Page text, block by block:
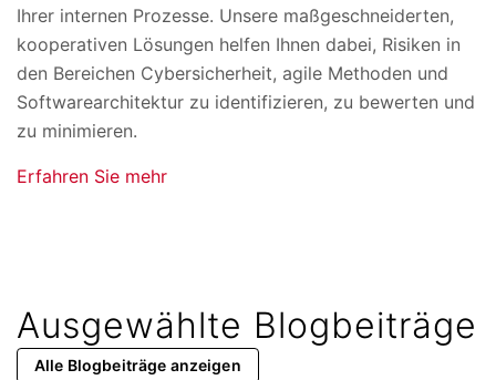
Ihrer internen Prozesse. Unsere maßgeschneiderten,
kooperativen Lösungen helfen Ihnen dabei, Risiken in
den Bereichen Cybersicherheit, agile Methoden und
Softwarearchitektur zu identifizieren, zu bewerten und
zu minimieren.
Erfahren Sie mehr
Ausgewählte Blogbeiträge
Alle Blogbeiträge anzeigen